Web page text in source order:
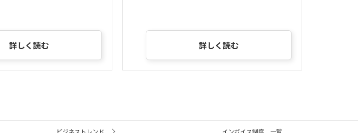
詳しく読む 詳しく読む
ビジネストレンド インボイス制度 一覧